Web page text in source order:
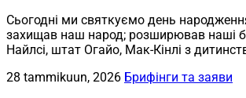
Сьогодні ми святкуємо день
захищав наш народ; розширював наші
Найлсі, штат Огайо, Мак-Кінлі з
28 tammikuun, 2026 Брифінги та заяви